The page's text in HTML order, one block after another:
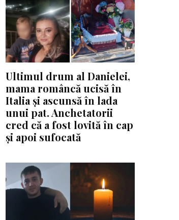
Ultimul drum al Danielei,
mama româncă ucisă în
Italia și ascunsă în lada
unui pat. Anchetatorii
cred că a fost lovită în cap
și apoi sufocată